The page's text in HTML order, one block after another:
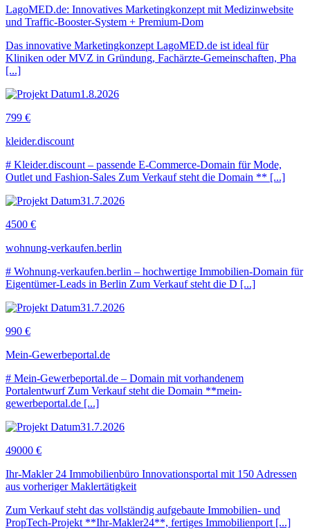
LagoMED.de: Innovatives Marketingkonzept mit Medizinwebsite
und Traffic-Booster-System + Premium-Dom
Das innovative Marketingkonzept LagoMED.de ist ideal für
Kliniken oder MVZ in Gründung, Fachärzte-Gemeinschaften, Pha
[...]
1.8.2026
799 €
kleider.discount
# Kleider.discount – passende E-Commerce-Domain für Mode,
Outlet und Fashion-Sales Zum Verkauf steht die Domain ** [...]
31.7.2026
4500 €
wohnung-verkaufen.berlin
# Wohnung-verkaufen.berlin – hochwertige Immobilien-Domain für
Eigentümer-Leads in Berlin Zum Verkauf steht die D [...]
31.7.2026
990 €
Mein-Gewerbeportal.de
# Mein-Gewerbeportal.de – Domain mit vorhandenem
Portalentwurf Zum Verkauf steht die Domain **mein-
gewerbeportal.de [...]
31.7.2026
49000 €
Ihr-Makler 24 Immobilienbüro Innovationsportal mit 150 Adressen
aus vorheriger Maklertätigkeit
Zum Verkauf steht das vollständig aufgebaute Immobilien- und
PropTech-Projekt **Ihr-Makler24**, fertiges Immobilienport [...]